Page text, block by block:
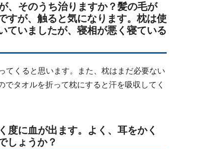
、そのうち治りますか？髪の毛が
すが、触ると気になります。枕は使
ていましたが、寝相が悪く寝ている
てくると思います。また、枕はまだ必要ない
タオルを折って枕にすると汗を吸収してく
度に血が出ます。よく、耳をかく
しょうか？